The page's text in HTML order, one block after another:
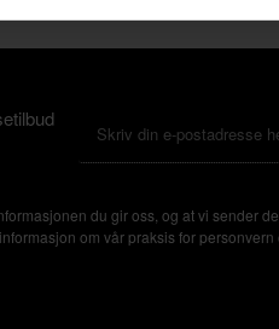
du gir oss, og at vi sender
om vår praksis for